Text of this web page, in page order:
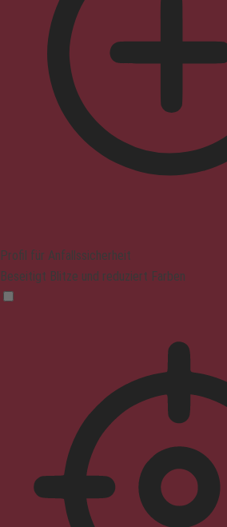
Profil für Anfallssicherheit
Beseitigt Blitze und reduziert Farben